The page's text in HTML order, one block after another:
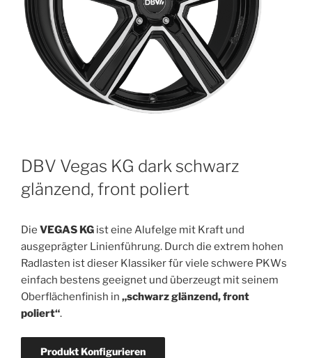
DBV Vegas KG dark schwarz
glänzend, front poliert
Die VEGAS KG ist eine Alufelge mit Kraft und
ausgeprägter Linienführung. Durch die extrem hohen
Radlasten ist dieser Klassiker für viele schwere PKWs
einfach bestens geeignet und überzeugt mit seinem
Oberflächenfinish in „schwarz glänzend, front
poliert“.
Produkt Konfigurieren